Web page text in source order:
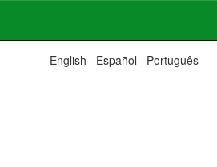
English Español Português